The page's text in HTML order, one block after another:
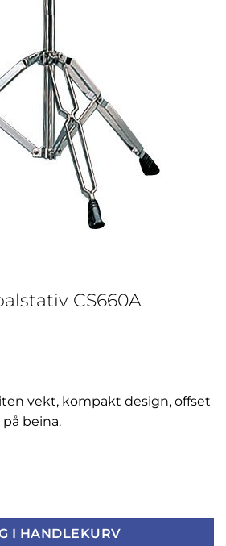
CS660A
vekt, kompakt design, offset
beina.
antall
I HANDLEKURV